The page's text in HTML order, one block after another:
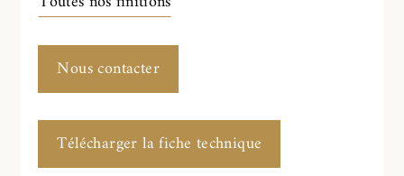
Nous contacter
Télécharger la fiche technique